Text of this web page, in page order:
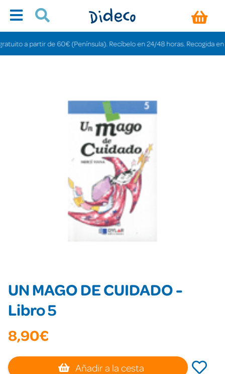
a partir de 60€ (Península). Recíbelo en 24/48 horas. Recogida en
UN MAGO DE CUIDADO -
Libro 5
8,90€
Añadir a la cesta